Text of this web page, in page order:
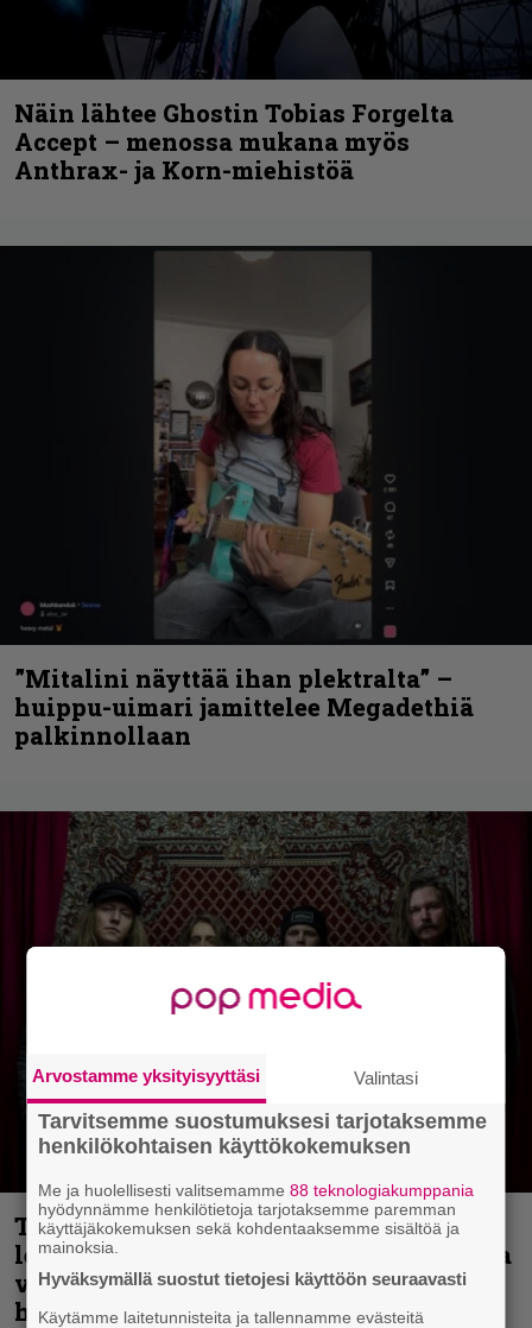
Näin lähtee Ghostin Tobias Forgelta
Accept – menossa mukana myös
Anthrax- ja Korn-miehistöä
”Mitalini näyttää ihan plektralta” –
huippu-uimari jamittelee Megadethiä
palkinnollaan
Thrash ’n’ roll -yhtye Madred ryydittää
levyjulkaisua keikkareissulla kuvatulla
videolla – ”Oltiin pakussa kusihädässä
helvetin väsyneenä…”
Arvostamme yksityisyyttäsi Valintasi
Tarvitsemme suostumuksesi tarjotaksemme
henkilökohtaisen käyttökokemuksen
Me ja huolellisesti valitsemamme88 teknologiakumppania
hyödynnämme henkilötietoja tarjotaksemme paremman
käyttäjäkokemuksen sekä kohdentaaksemme sisältöä ja
mainoksia.
Hyväksymällä suostut tietojesi käyttöön seuraavasti
Käytämme laitetunnisteita ja tallennamme evästeitä